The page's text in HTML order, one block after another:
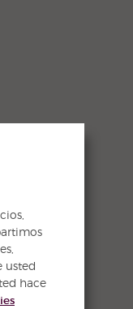
usted
hace